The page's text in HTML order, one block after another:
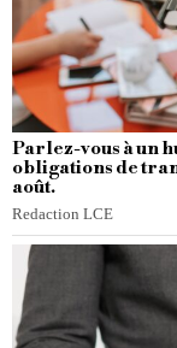
Parlez-vous à un
obligations de
août.
Redaction LCE